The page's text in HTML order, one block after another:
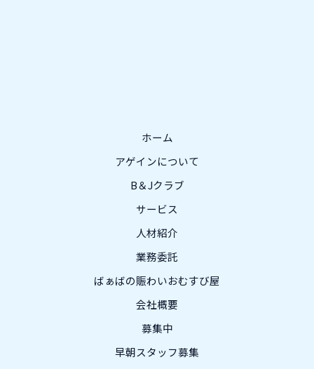
ホーム
アゲインについて
B＆Jクラブ
サービス
人材紹介
業務委託
ばぁばの賑わいおむすび屋
会社概要
募集中
早朝スタッフ募集